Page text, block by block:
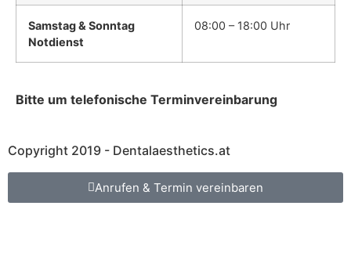
Samstag & Sonntag
Notdienst
08:00 – 18:00 Uhr
Bitte um telefonische Terminvereinbarung
Copyright 2019 - Dentalaesthetics.at
Anrufen & Termin vereinbaren